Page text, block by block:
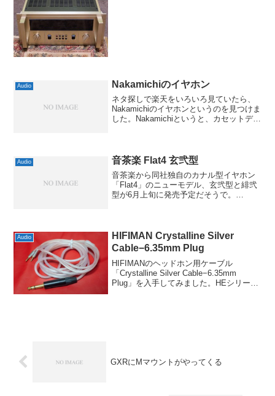
Audio Nakamichiのイヤホン
ネタ探しで楽天をいろいろ見ていたら、
Nakamichiのイヤホンというのを見つけま
した。Nakamichiというと、カセットデッ
衰...
Audio 音茶楽 Flat4 玄弐型
音茶楽から同社独自のカナル型イヤホン
「Flat4」のニューモデル、玄弐型と緋弐
型が6月上旬に発売予定だそうで。
玄のセンターキ...
Audio
HIFIMAN Crystalline Silver
Cable−6.35mm Plug
HIFIMANのヘッドホン用ケーブル
「Crystalline Silver Cable−6.35mm
Plug」を入手してみました。HEシリーズ
GXRにMマウントがやってくる